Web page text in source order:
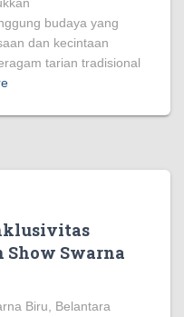
budaya yang
dan kecintaan
tarian tradisional
Show Swarna
Biru, Belantara